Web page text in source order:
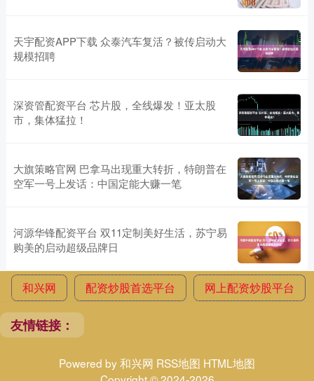
天宇配资APP下载 众泰汽车复活？被传启动大
规模招聘
深资管配资平台 芯片股，全线爆发！亚太股
市，集体猛拉！
大旗策略官网 巴拿马出现重大转折，特朗普在
空军一号上发话：中国定能大赚一笔
河源华锋配资平台 双11定制美好生活，苏宁易
购美的启动超级品牌日
和兴网 配资炒股首选平台 网上配资炒股平台
友情链接：
Powered by和兴网 RSS地图 HTML地图